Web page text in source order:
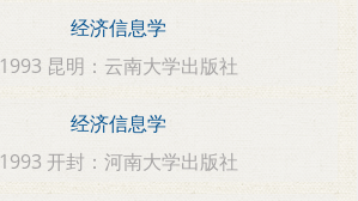
经济信息学
1993 昆明：云南大学出版社
经济信息学
1993 开封：河南大学出版社